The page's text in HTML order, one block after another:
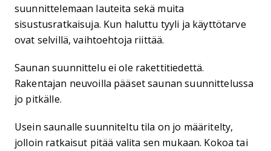
suunnittelemaan lauteita sekä muita
sisustusratkaisuja. Kun haluttu tyyli ja käyttötarve
ovat selvillä, vaihtoehtoja riittää.
Saunan suunnittelu ei ole rakettitiedettä.
Rakentajan neuvoilla pääset saunan suunnittelussa
jo pitkälle.
Usein saunalle suunniteltu tila on jo määritelty,
jolloin ratkaisut pitää valita sen mukaan. Kokoa tai